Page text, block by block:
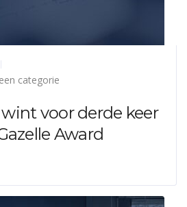
categorie
voor derde keer
Award